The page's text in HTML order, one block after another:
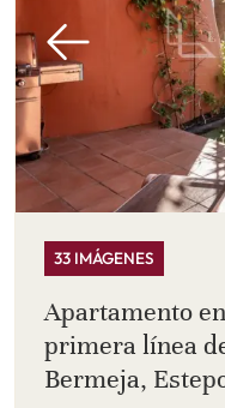
33 IMÁGENES
Apartamento
primera línea
Bermeja,